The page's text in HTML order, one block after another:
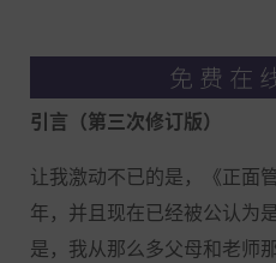
引言 （第三次修订版）
让我激动不已的是，《正面
年，并且现在已经被公认为
是，我从那么多父母和老师